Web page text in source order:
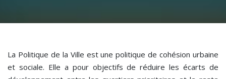
La Politique de la Ville est une politique de cohésion urbaine
et sociale. Elle a pour objectifs de réduire les écarts de